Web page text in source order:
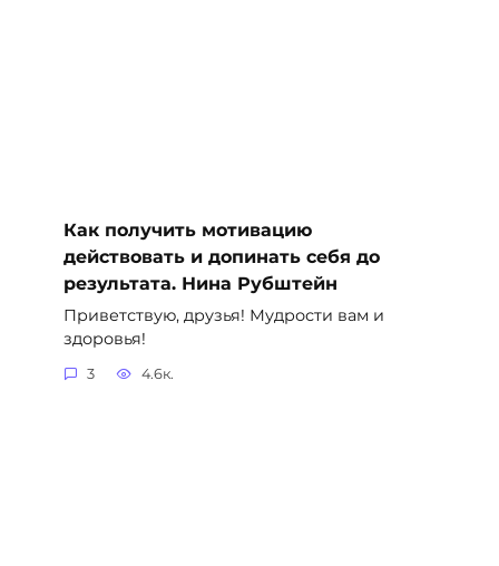
Как получить мотивацию
действовать и допинать себя до
результата. Нина Рубштейн
Приветствую, друзья! Мудрости вам и
здоровья!
3 4.6к.